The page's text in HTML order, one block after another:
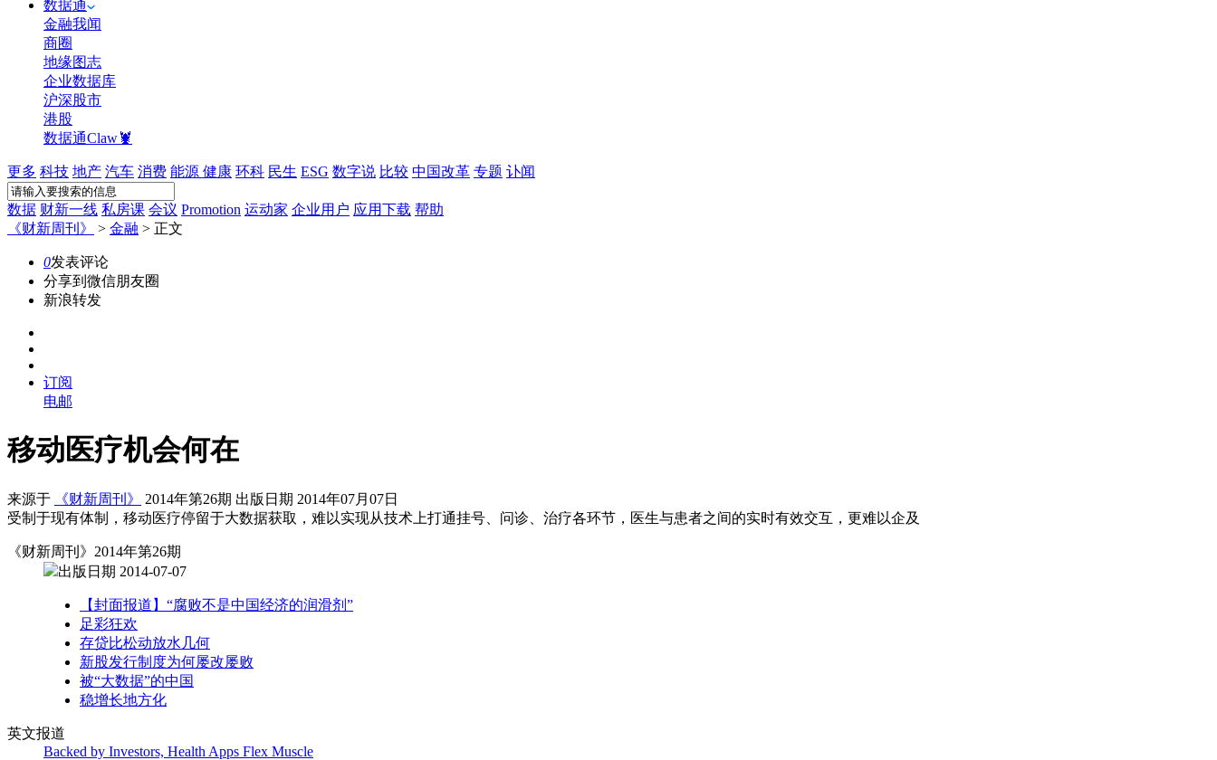
数据通
金融我闻
商圈
地缘图志
企业数据库
沪深股市
港股
数据通Claw🦞
更多 科技 地产 汽车 消费 能源 健康 环科 民生 ESG 数字说 比较 中国改革 专题 讣闻
数据 财新一线 私房课 会议 Promotion 运动家 企业用户 应用下载 帮助
《财新周刊》
> 金融 > 正文
0发表评论
分享到微信朋友圈
新浪转发
订阅
电邮
移动医疗机会何在
来源于 《财新周刊》
2014年第26期 出版日期 2014年07月07日
受制于现有体制，移动医疗停留于大数据获取，难以实现从技术上打通挂号、问诊、治疗各环节，医生与患者之间的实时有效交互，更难以企及
《财新周刊》2014年第26期
出版日期 2014-07-07
【封面报道】“腐败不是中国经济的润滑剂”
足彩狂欢
存贷比松动放水几何
新股发行制度为何屡改屡败
被“大数据”的中国
稳增长地方化
英文报道
Backed by Investors, Health Apps Flex Muscle